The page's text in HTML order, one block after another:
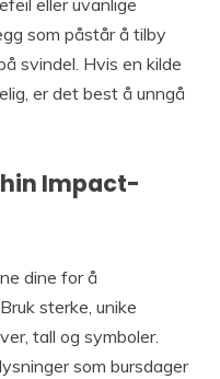
som påstår å tilby
svindel. Hvis en kilde
er det best å unngå
Impact-
dine for å
sterke, unike
tall og symboler.
som bursdager